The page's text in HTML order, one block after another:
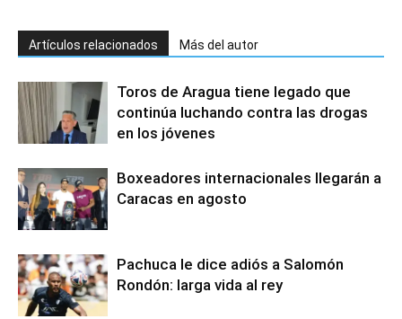
Artículos relacionados Más del autor
Toros de Aragua tiene legado que
continúa luchando contra las drogas
en los jóvenes
Boxeadores internacionales llegarán a
Caracas en agosto
Pachuca le dice adiós a Salomón
Rondón: larga vida al rey